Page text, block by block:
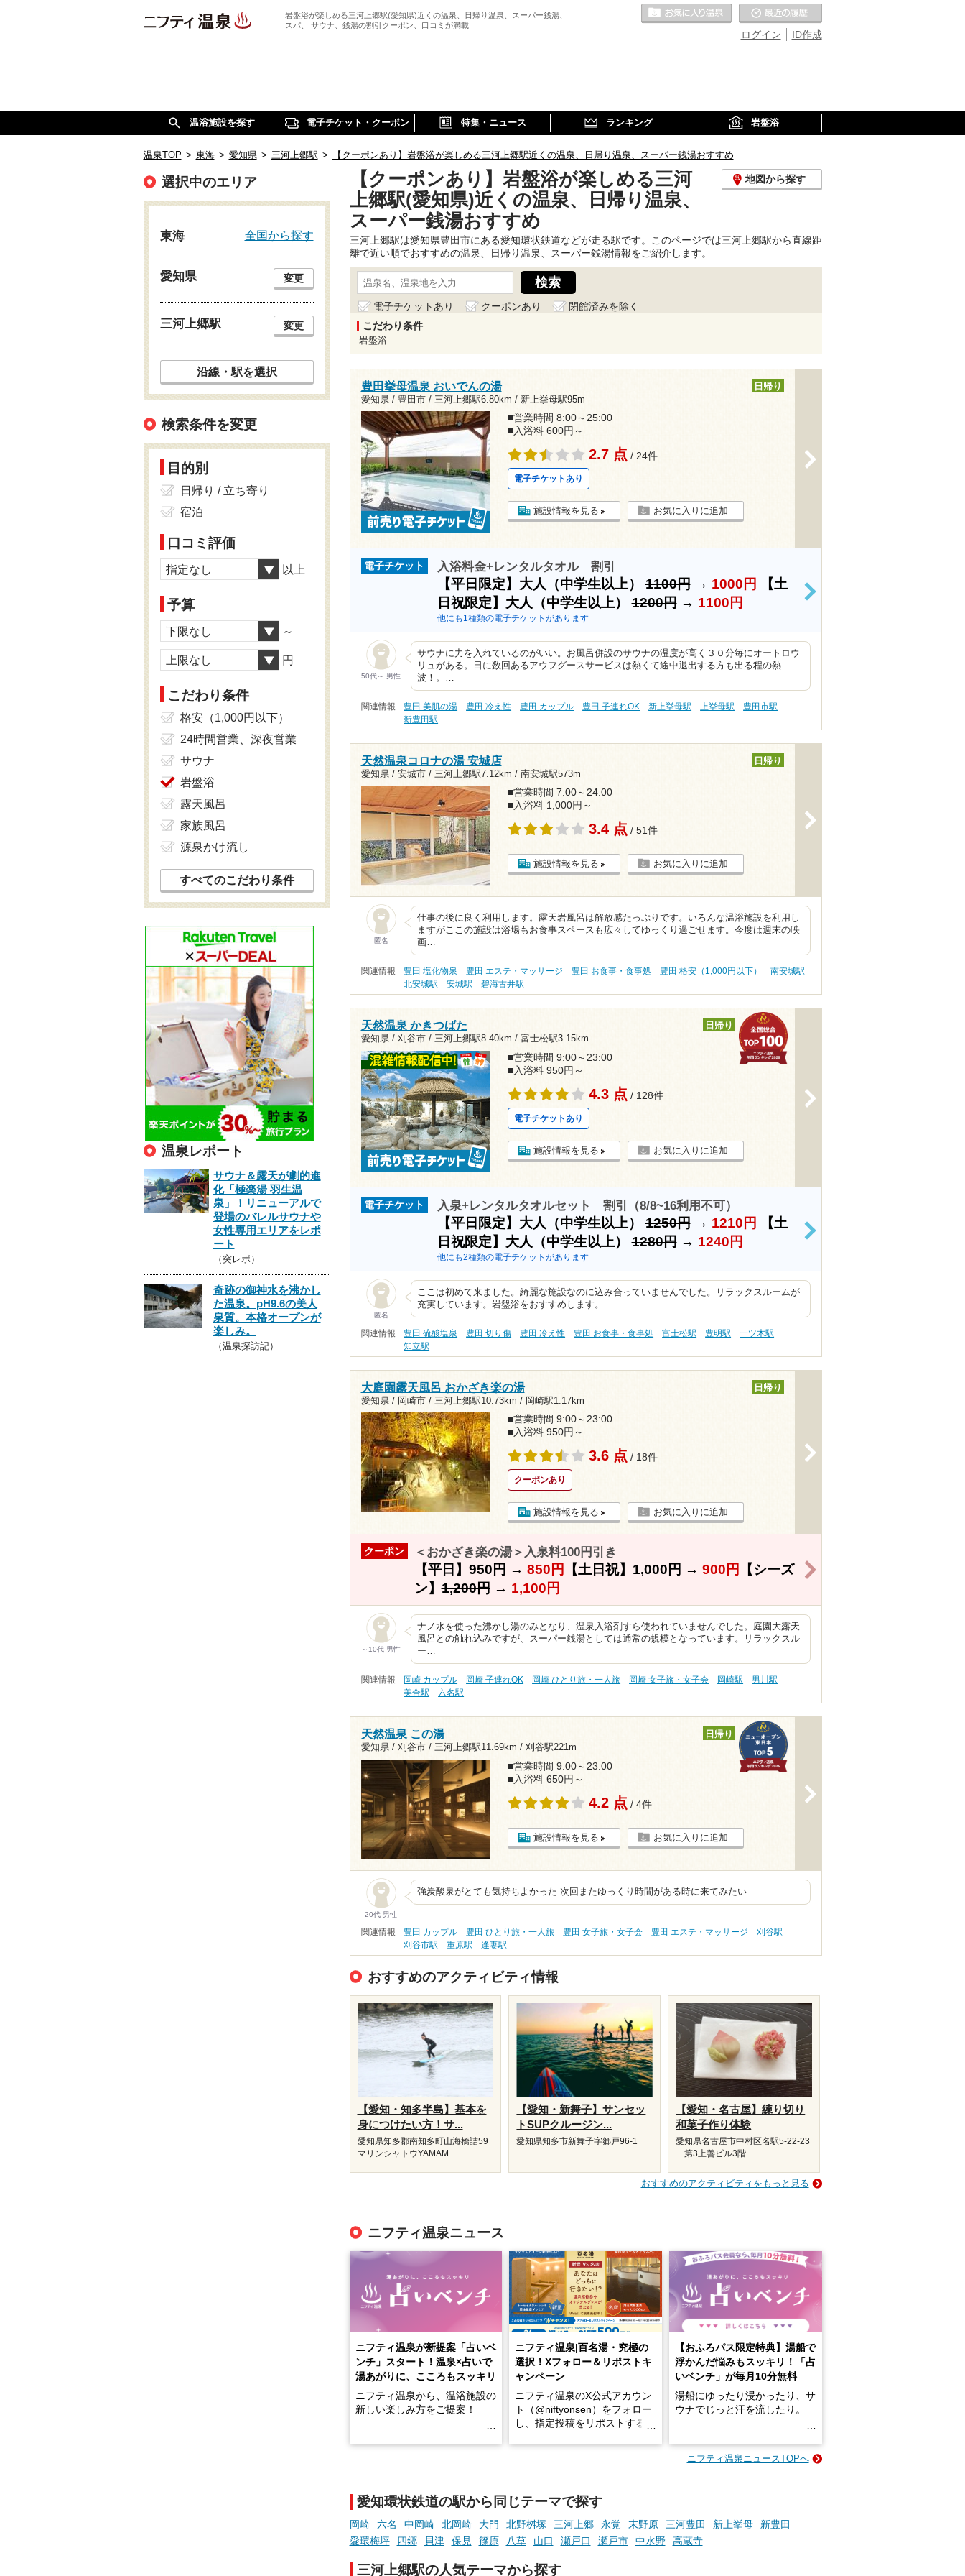
岩盤浴が楽しめる三河上郷駅(愛知県)近くの温泉、日帰り温泉、スーパー銭湯、
スパ、 サウナ、銭湯の割引クーポン、口コミが満載
ID作成
ログイン
お気に入りの温泉
温浴施設を探す 電子チケット・クーポン 特集・ニュース ランキング 岩盤浴
温泉TOP > 東海 > 愛知県 > 三河上郷駅 > 【クーポンあり】岩盤浴が楽しめる三河上郷駅近くの温泉、日帰り温泉、スーパー銭湯おすすめ
【クーポンあり】岩盤浴が楽しめる三河
上郷駅(愛知県)近くの温泉、日帰り温泉、
スーパー銭湯おすすめ
地図から探す
三河上郷駅は愛知県豊田市にある愛知環状鉄道などが走る駅です。このページでは三河上郷駅から直線距
離で近い順でおすすめの温泉、日帰り温泉、スーパー銭湯情報をご紹介します。
電子チケットあり クーポンあり
閉館済みを除く
こだわり条件
岩盤浴
豊田挙母温泉 おいでんの湯
愛知県 / 豊田市 / 三河上郷駅6.80km / 新上挙母駅95m
日帰り
■営業時間 8:00～25:00
■入浴料 600円～
2.7 点 / 24件
電子チケットあり
施設情報を見る お気に入りに追加
電子チケット 入浴料金+レンタルタオル 割引
【平日限定】大人（中学生以上）1100円→ 1000円
【土
日祝限定】大人（中学生以上）1200円→ 1100円
他にも1種類の電子チケットがあります
>
50代～ 男性
サウナに力を入れているのがいい。お風呂併設のサウナの温度が高く３０分毎にオートロウ
リュがある。日に数回あるアウフグースサービスは熱くて途中退出する方も出る程の熱
波！。…
関連情報 豊田 美肌の湯 豊田 冷え性 豊田 カップル 豊田 子連れOK 新上挙母駅 上挙母駅
豊田市駅
新豊田駅
天然温泉コロナの湯 安城店
愛知県 / 安城市 / 三河上郷駅7.12km / 南安城駅573m
日帰り
■営業時間 7:00～24:00
■入浴料 1,000円～
3.4 点 / 51件
施設情報を見る お気に入りに追加
匿名
仕事の後に良く利用します。露天岩風呂は解放感たっぷりです。いろんな温浴施設を利用し
ますがここの施設は浴場もお食事スペースも広々してゆっくり過ごせます。今度は週末の映
画…
関連情報 豊田 塩化物泉 豊田 エステ・マッサージ 豊田 お食事・食事処 豊田 格安（1,000円以下）
南安城駅
北安城駅
安城駅 碧海古井駅
天然温泉 かきつばた
愛知県 / 刈谷市 / 三河上郷駅8.40km / 富士松駅3.15km
日帰り
■営業時間 9:00～23:00
■入浴料 950円～
4.3 点 / 128件
電子チケットあり
施設情報を見る お気に入りに追加
電子チケット 入泉+レンタルタオルセット 割引（8/8~16利用不可）
【平日限定】大人（中学生以上）1250円→ 1210円
【土
日祝限定】大人（中学生以上）1280円→ 1240円
他にも2種類の電子チケットがあります
>
匿名
ここは初めて来ました。綺麗な施設なのに込み合っていませんでした。リラックスルームが
充実しています。岩盤浴をおすすめします。
関連情報 豊田 硫酸塩泉 豊田 切り傷 豊田 冷え性 豊田 お食事・食事処 富士松駅 豊明駅
一ツ木駅
知立駅
大庭園露天風呂 おかざき楽の湯
愛知県 / 岡崎市 / 三河上郷駅10.73km / 岡崎駅1.17km
日帰り
■営業時間 9:00～23:00
■入浴料 950円～
3.6 点 / 18件
クーポンあり
施設情報を見る お気に入りに追加
クーポン ＜おかざき楽の湯＞入泉料100円引き
【平日】950円→ 850円 【土日祝】1,000円→ 900円
【シーズ
ン】1,200円→ 1,100円
～10代 男性
ナノ水を使った沸かし湯のみとなり、温泉入浴剤すら使われていませんでした。庭園大露天
風呂との触れ込みですが、スーパー銭湯としては通常の規模となっています。リラックスル
ー…
関連情報 岡崎 カップル 岡崎 子連れOK 岡崎 ひとり旅・一人旅 岡崎 女子旅・女子会 岡崎駅
男川駅
美合駅
六名駅
天然温泉 この湯
愛知県 / 刈谷市 / 三河上郷駅11.69km / 刈谷駅221m
日帰り
■営業時間 9:00～23:00
■入浴料 650円～
4.2 点 / 4件
施設情報を見る お気に入りに追加
20代 男性
強炭酸泉がとても気持ちよかった 次回またゆっくり時間がある時に来てみたい
関連情報 豊田 カップル 豊田 ひとり旅・一人旅 豊田 女子旅・女子会 豊田 エステ・マッサージ
刈谷駅
刈谷市駅
重原駅 逢妻駅
おすすめのアクティビティ情報
【愛知・知多半島】基本を
身につけたい方！サ...
愛知県知多郡南知多町山海橋詰59
マリンシャトウYAMAM...
【愛知・新舞子】サンセッ
トSUPクルージン...
愛知県知多市新舞子字郷戸96-1
【愛知・名古屋】練り切り
和菓子作り体験
愛知県名古屋市中村区名駅5-22-23
第3上善ビル3階
おすすめのアクティビティをもっと見る
ニフティ温泉ニュース
ニフティ温泉が新提案「占いベ
ンチ」スタート！温泉×占いで
湯あがりに、こころもスッキリ
ニフティ温泉から、温浴施設の
新しい楽しみ方をご提案！
手相やタロットなど気軽に楽し
める占いで、“ととのう”おふろ
時間を、もっと特別に。
ニフティ温泉|百名湯・究極の
選択！Xフォロー＆リポストキ
ャンペーン
ニフティ温泉のX公式アカウン
ト（@niftyonsen）をフォロー
し、指定投稿をリポストする
【おふろパス限定特典】湯船で
浮かんだ悩みもスッキリ！「占
いベンチ」が毎月10分無料
湯船にゆったり浸かったり、サ
ウナでじっと汗を流したり。
そんな「一人でぼんやり過ごす
でくることはありませんか？
ニフティ温泉ニュースTOPへ
愛知環状鉄道の駅から同じテーマで探す
岡崎 六名 中岡崎 北岡崎 大門 北野桝塚 三河上郷 永覚 末野原 三河豊田 新上挙母
新豊田
愛環梅坪
四郷 貝津 保見 篠原 八草 山口 瀬戸口 瀬戸市 中水野 高蔵寺
三河上郷駅の人気テーマから探す
選択中のエリア
東海 全国から探す
愛知県 変更
三河上郷駅 変更
沿線・駅を選択
検索条件を変更
目的別
日帰り / 立ち寄り
宿泊
口コミ評価
指定なし 以上
予算
下限なし ～
上限なし 円
こだわり条件
格安（1,000円以下）
24時間営業、深夜営業
サウナ
岩盤浴
露天風呂
家族風呂
源泉かけ流し
すべてのこだわり条件
温泉レポート
サウナ＆露天が劇的進
化「極楽湯 羽生温
泉」！リニューアルで
登場のバレルサウナや
女性専用エリアをレポ
ート
（突レポ）
奇跡の御神水を沸かし
た温泉。pH9.6の美人
泉質。本格オープンが
楽しみ。
（温泉探訪記）